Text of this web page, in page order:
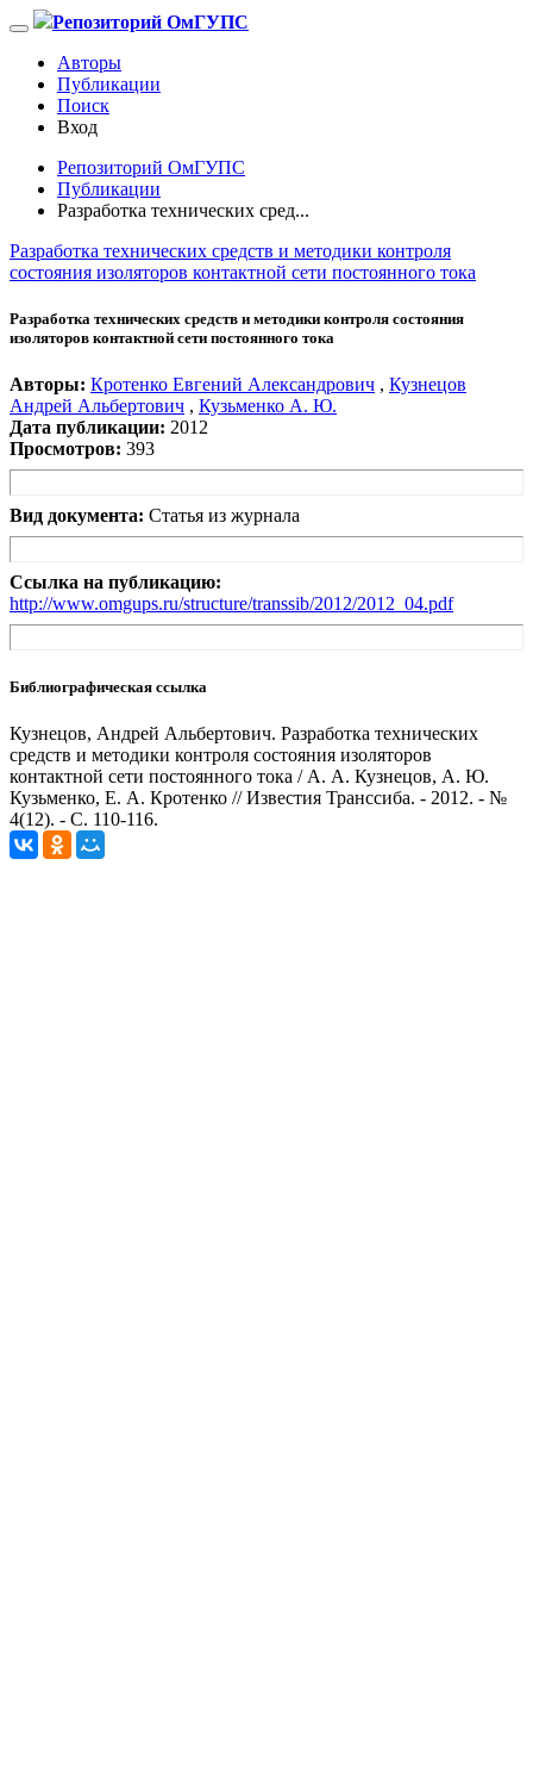
Репозиторий ОмГУПС
Авторы
Публикации
Поиск
Вход
Репозиторий ОмГУПС
Публикации
Разработка технических сред...
Разработка технических средств и методики контроля
состояния изоляторов контактной сети постоянного тока
Разработка технических средств и методики контроля состояния
изоляторов контактной сети постоянного тока
Авторы: Кротенко Евгений Александрович , Кузнецов
Андрей Альбертович , Кузьменко А. Ю.
Дата публикации: 2012
Просмотров: 393
Вид документа: Статья из журнала
Ссылка на публикацию:
http://www.omgups.ru/structure/transsib/2012/2012_04.pdf
Библиографическая ссылка
Кузнецов, Андрей Альбертович. Разработка технических
средств и методики контроля состояния изоляторов
контактной сети постоянного тока / А. А. Кузнецов, А. Ю.
Кузьменко, Е. А. Кротенко // Известия Транссиба. - 2012. - №
4(12). - С. 110-116.